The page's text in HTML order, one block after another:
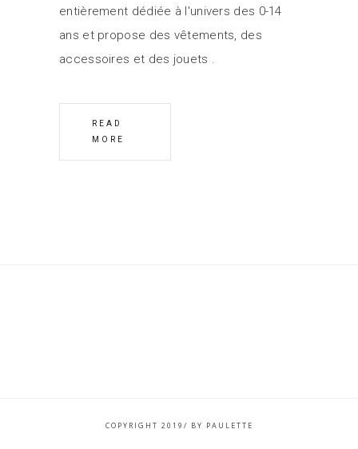
entièrement dédiée à l'univers des 0-14
ans et propose des vêtements, des
accessoires et des jouets
READ
MORE
COPYRIGHT 2019/ BY PAULETTE